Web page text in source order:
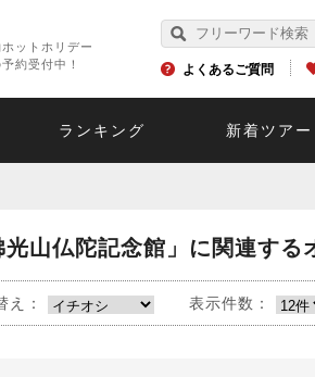
ットホリデー
約受付中！
よくあるご質問
ランキング 新着ツアー
光山仏陀記念館」に関連す
え： 表示件数：